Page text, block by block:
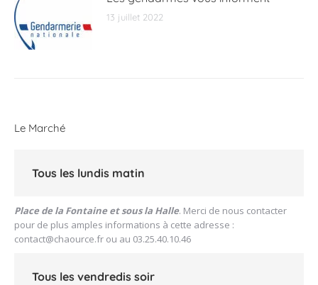
13 juillet 2022
Le Marché
Tous les lundis matin
Place de la Fontaine et sous la Halle. Merci de nous contacter
pour de plus amples informations à cette adresse :
contact@chaource.fr ou au 03.25.40.10.46
Tous les vendredis soir